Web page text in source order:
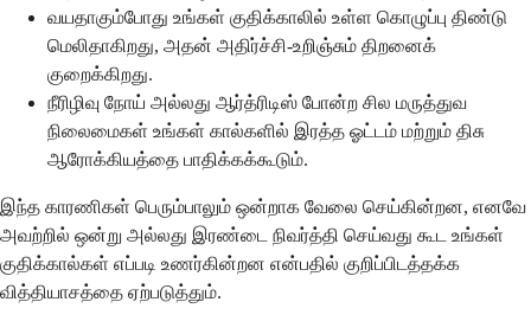
வயதாகும்போது உங்கள் குதிக்காலில் உள்ள கொழுப்பு திண்டு
மெலிதாகிறது, அதன் அதிர்ச்சி-உறிஞ்சும் திறனைக்
குறைக்கிறது.
நீரிழிவு நோய் அல்லது ஆர்த்ரிடிஸ் போன்ற சில மருத்துவ
நிலைமைகள் உங்கள் கால்களில் இரத்த ஓட்டம் மற்றும் திசு
ஆரோக்கியத்தை பாதிக்கக்கூடும்.
இந்த காரணிகள் பெரும்பாலும் ஒன்றாக வேலை செய்கின்றன, எனவே
அவற்றில் ஒன்று அல்லது இரண்டை நிவர்த்தி செய்வது கூட உங்கள்
குதிக்கால்கள் எப்படி உணர்கின்றன என்பதில் குறிப்பிடத்தக்க
வித்தியாசத்தை ஏற்படுத்தும்.